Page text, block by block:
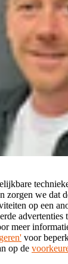
zorgen we dat
op een
advertenties
meer
voor
op de